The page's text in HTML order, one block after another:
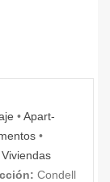
•Apart-
•
Viviendas
Condell